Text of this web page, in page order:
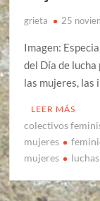
grieta 25
Imagen:
del Día de
las mujeres, las
LEER MÁS
colectivos
mujeres
mujeres